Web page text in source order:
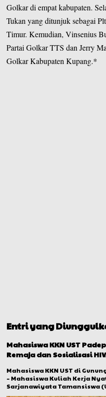
Golkar di empat kabupaten.
Tukan yang ditunjuk sebagai
Timur. Kemudian, Vinsenius
Partai Golkar TTS dan Jerry
Golkar Kabupaten Kupang.*
Entri yang
Mahasiswa KKN UST
Remaja dan Sosialisasi
Mahasiswa KKN UST di
– Mahasiswa Kuliah Kerja
Sarjanawiyata Tamansiswa